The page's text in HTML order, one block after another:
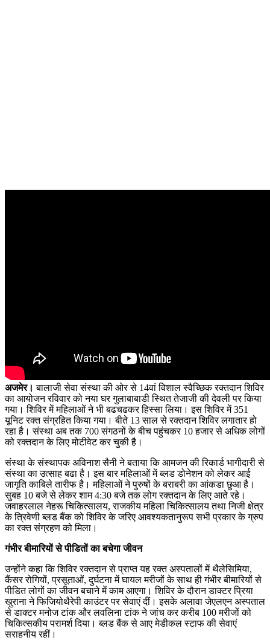
अजमेर। बालाजी सेवा संस्था की ओर से 14वां विशाल स्वैच्छिक रक्तदान शिविर
का आयोजन रविवार को नया घर गुलाबाबाडी स्थित तेजाजी की देवली पर किया
गया। शिविर में महिलाओं ने भी बढचढकर हिस्सा लिया। इस शिविर में 351
यूनिट रक्त संग्रहित किया गया। बीते 13 साल से रक्तदान शिविर लगातार हो
रहा है। संस्था अब तक 700 संगठनों के बीच पहुंचकर 10 हजार से अधिक लोगों
को रक्तदान के लिए मोटीवेट कर चुकी है।
संस्था के संस्थापक अविनाश सैनी ने बताया कि आमजन की रिकार्ड भागीदारी से
संस्था का उत्साह बढा है। इस बार महिलाओं में ब्लड डोनेशन को लेकर आई
जागृति काबिले तारीफ है। महिलाओं ने पुरुषों के बराबरी का आंकडा छुआ है।
सुबह 10 बजे से लेकर शाम 4:30 बजे तक लोग रक्तदान के लिए आते रहे।
जवाहरलाल नेहरू चिकित्सालय, राजकीय महिला चिकित्सालय तथा निजी क्षेत्र
के त्रिवेणी ब्लड बैंक को शिविर के जरिए आवश्यकतानुरूप सभी प्रकार के ग्रुप
का रक्त संग्रहण को मिला।
गंभीर बीमारियों से पीडितों का बचेगा जीवन
उन्होंने कहा कि शिविर रक्तदान से प्राप्त यह रक्त अस्पतालों में थैलेसिमिया,
कैंसर रोगियों, प्रसूताओं, दुर्घटना में घायल मरीजों के साथ ही गंभीर बीमारियों से
पीडित लोगों का जीवन बचाने में काम आएगा। शिविर के दौरान डाक्टर प्रिया
खुराना ने फिजियोथैरेपी काउंटर पर सेवाएं दीं। इसके अलावा जेएलएन अस्पताल
से डाक्टर मनोज टांक और लवलिना टांक ने जांच कर करीब 100 मरीजों को
चिकित्सकीय परामर्श दिया। ब्लड बैंक से आए मेडीकल स्टाफ की सेवाएं
सराहनीय रहीं।